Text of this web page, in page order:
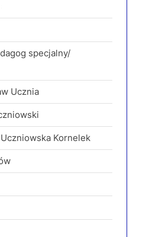
specjalny/
Ucznia
Kornelek